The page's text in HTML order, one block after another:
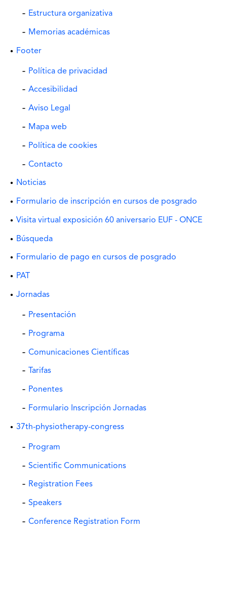
Estructura organizativa
Memorias académicas
Footer
Política de privacidad
Accesibilidad
Aviso Legal
Mapa web
Política de cookies
Contacto
Noticias
Formulario de inscripción en cursos de posgrado
Visita virtual exposición 60 aniversario EUF - ONCE
Búsqueda
Formulario de pago en cursos de posgrado
PAT
Jornadas
Presentación
Programa
Comunicaciones Científicas
Tarifas
Ponentes
Formulario Inscripción Jornadas
37th-physiotherapy-congress
Program
Scientific Communications
Registration Fees
Speakers
Conference Registration Form